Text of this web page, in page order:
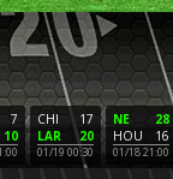
7
10
17
CHI
20
LAR
01/19 00:30
28
NE
16
HOU
01/18 21:00